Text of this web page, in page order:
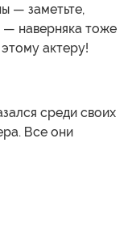
— заметьте,
— наверняка тоже
актеру!
среди своих
Все они